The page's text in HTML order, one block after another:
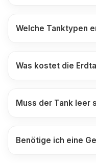
Welche Tanktypen
Was kostet die
Muss der Tank leer
Benötige ich eine